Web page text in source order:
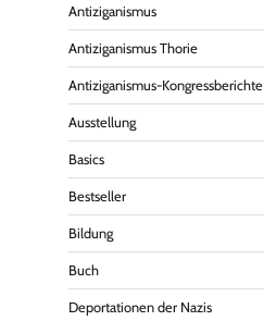
Antiziganismus
Antiziganismus Thorie
Antiziganismus-Kongressberichte
Ausstellung
Basics
Bestseller
Bildung
Buch
Deportationen der Nazis